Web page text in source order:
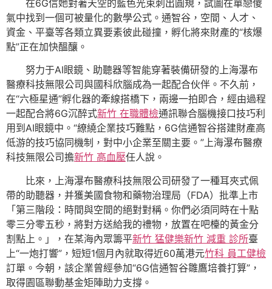
在6G信她對著天空的藍色光束刺出圓規，試圖在單戀傻
氣中找到一個可被量化的數學公式。通智谷，空間、人才、
資金、平臺等各類立異要素彼此碰撞，孵化將來財產的“核爆
點”正在加快醞釀。
努力于AI眼鏡、助聽器等智能穿著裝備研發的上海瀑布
醫療科技無限公司與國科欣腦成為一起配合伙伴。不久前，
在“六極星通”孵化器的牽線搭橋下，兩邊一拍即合，經由過程
一起配合將6G沉醉式新竹 在職體檢通訊聯合腦機接口技巧利
用到AI眼鏡中。“繚繞企業技巧難點，6G信通智谷搭建財產高
低游的技巧協同機制，對中小企業至關主要。”上海瀑布醫療
科技無限公司擔新竹 高血壓任人說。
比來，上海瀑布醫療科技無限公司研發了一種耳夾式佩
帶的助聽器，并獲美國食物和藥物治理局（FDA）批準上市
「第三階段：時間與空間的絕對對稱。你們必須同時在十點
零三分零五秒，將對方送給我的禮物，放置在吧檯的黃金分
割點上。」，在某海內眾籌平新竹 猛健樂新竹 減重 診所臺
上“一炮打響”，短短1個月內就取得近60萬港元竹科 員工健檢
訂單。今朝，該企業曾經參加“6G信通智谷雛鷹培養打算”，
取得園區聯動基金矩陣助力支撐。